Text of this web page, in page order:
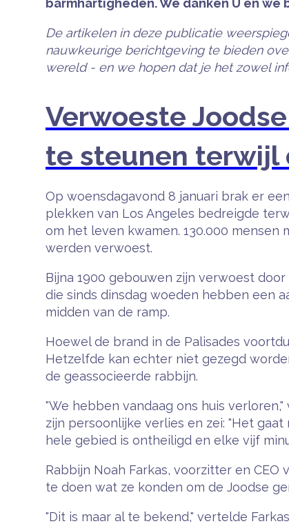
barmhartigheden. We danken U en we
De artikelen in deze publicatie
nauwkeurige berichtgeving te bieden
wereld - en we hopen dat je het zowel
Verwoeste
te steunen terwijl
Op woensdagavond 8 januari brak er
plekken van Los Angeles bedreigde
om het leven kwamen. 130.000
werden verwoest.
Bijna 1900 gebouwen zijn verwoest
die sinds dinsdag woeden hebben een
midden van de ramp.
Hoewel de brand in de Palisades
Hetzelfde kan echter niet gezegd
de geassocieerde rabbijn.
"We hebben vandaag ons huis
zijn persoonlijke verlies en zei: "Het
hele gebied is ontheiligd en elke vijf
Rabbijn Noah Farkas, voorzitter en
te doen wat ze konden om de Joodse
"Dit is maar al te bekend," vertelde